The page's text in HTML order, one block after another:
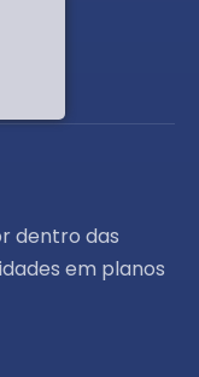
dentro das
em planos